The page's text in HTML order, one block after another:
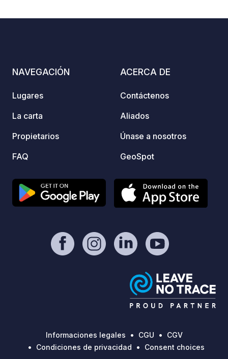
NAVEGACIÓN
Lugares
La carta
Propietarios
FAQ
ACERCA DE
Contáctenos
Aliados
Únase a nosotros
GeoSpot
Informaciones legales CGU
CGV
Condiciones de privacidad
Consent choices